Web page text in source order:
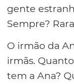
gente
Sempre?
O irmão da
irmãs.
tem a Ana?